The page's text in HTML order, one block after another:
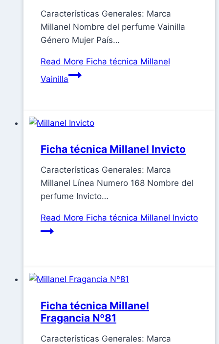
Características Generales: Marca
Millanel Nombre del perfume Vainilla
Género Mujer País…
Read More Ficha técnica Millanel
Vainilla
Ficha técnica Millanel Invicto
Características Generales: Marca
Millanel Línea Numero 168 Nombre del
perfume Invicto…
Read More Ficha técnica Millanel Invicto
Ficha técnica Millanel
Fragancia Nº81
Características Generales: Marca